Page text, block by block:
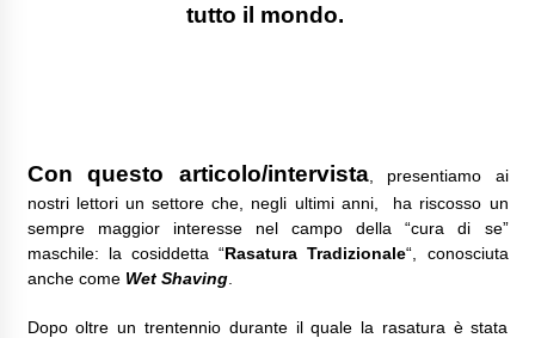
tutto il mondo.
Con questo articolo/intervista, presentiamo ai
nostri lettori un settore che, negli ultimi anni, ha riscosso un
sempre maggior interesse nel campo della “cura di se”
maschile: la cosiddetta “Rasatura Tradizionale“, conosciuta
anche come Wet Shaving.
Dopo oltre un trentennio durante il quale la rasatura è stata